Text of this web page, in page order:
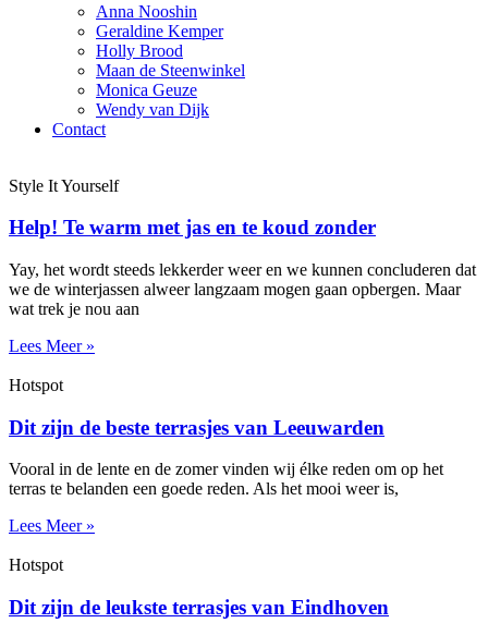
Anna Nooshin
Geraldine Kemper
Holly Brood
Maan de Steenwinkel
Monica Geuze
Wendy van Dijk
Contact
Style It Yourself
Help! Te warm met jas en te koud zonder
Yay, het wordt steeds lekkerder weer en we kunnen concluderen dat
we de winterjassen alweer langzaam mogen gaan opbergen. Maar
wat trek je nou aan
Lees Meer »
Hotspot
Dit zijn de beste terrasjes van Leeuwarden
Vooral in de lente en de zomer vinden wij élke reden om op het
terras te belanden een goede reden. Als het mooi weer is,
Lees Meer »
Hotspot
Dit zijn de leukste terrasjes van Eindhoven